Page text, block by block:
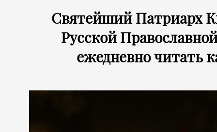
Святейший Патриарх
Русской
ежедневно читать